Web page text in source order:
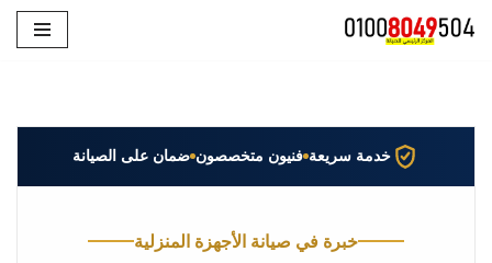
خدمة سريعة فنيون متخصصون ضمان على الصيانة
خبرة في صيانة الأجهزة المنزلية